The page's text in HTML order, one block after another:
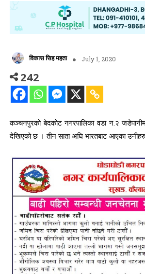
विकास सिह महता July 1, 2020
242
कञ्चनपुरको बेदकोट नगरपालिका वडा न.२
देखिएको छ । तीन साता अघि भारतबाट आएका